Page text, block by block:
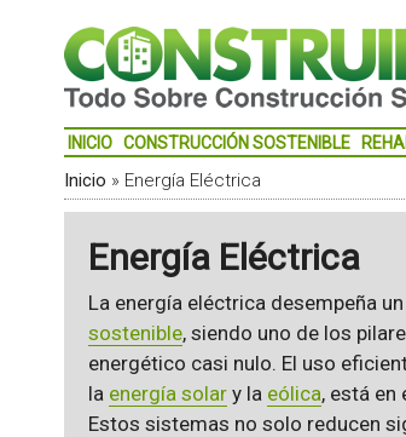
INICIO CONSTRUCCIÓN SOSTENIBLE
Inicio » Energía Eléctrica
Energía Eléctrica
La energía eléctrica desempeña
sostenible, siendo uno de los
energético casi nulo. El uso
la energía solary la eólica, está en
Estos sistemas no solo reducen